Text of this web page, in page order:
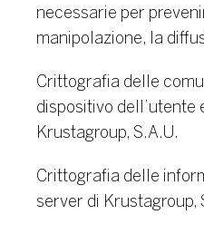
necessarie per
manipolazione, la
Crittografia delle
dispositivo dell’utente
Krustagroup, S.A.U.
Crittografia delle
server di Krustagroup,